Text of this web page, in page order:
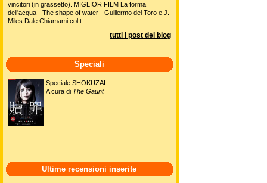
vincitori (in grassetto). MIGLIOR FILM La forma
dell'acqua - The shape of water - Guillermo del Toro e J.
Miles Dale Chiamami col t...
tutti i post del blog
Speciali
Speciale SHOKUZAI
A cura di The Gaunt
Ultime recensioni inserite